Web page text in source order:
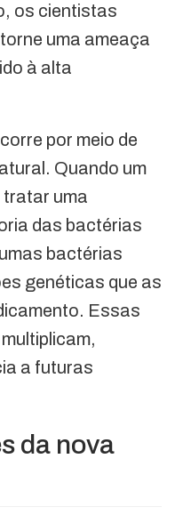
os cientistas
uma ameaça
à alta
por meio de
Quando um
uma
das bactérias
bactérias
genéticas que as
Essas
a futuras
da nova